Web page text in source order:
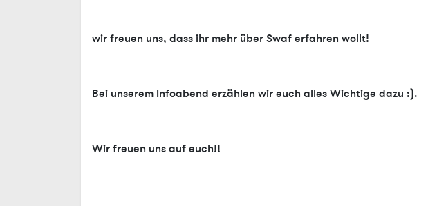
wir freuen uns, dass ihr mehr über Swaf erfahren wollt!
Bei unserem Infoabend erzählen wir euch alles Wichtige dazu :).
Wir freuen uns auf euch!!